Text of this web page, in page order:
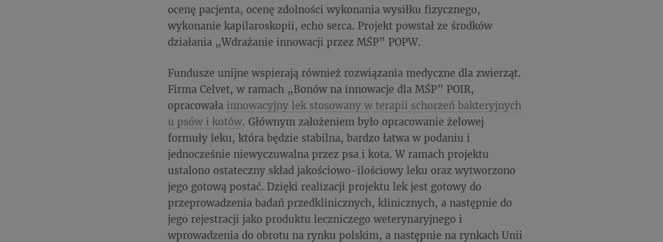
ocenę pacjenta, ocenę zdolności wykonania wysiłku fizycznego,
wykonanie kapilaroskopii, echo serca. Projekt powstał ze środków
działania „Wdrażanie innowacji przez MŚP” POPW.
Fundusze unijne wspierają również rozwiązania medyczne dla zwierząt.
Firma Celvet, w ramach „Bonów na innowacje dla MŚP” POIR,
opracowała innowacyjny lek stosowany w terapii schorzeń bakteryjnych
u psów i kotów. Głównym założeniem było opracowanie żelowej
formuły leku, która będzie stabilna, bardzo łatwa w podaniu i
jednocześnie niewyczuwalna przez psa i kota. W ramach projektu
ustalono ostateczny skład jakościowo-ilościowy leku oraz wytworzono
jego gotową postać. Dzięki realizacji projektu lek jest gotowy do
przeprowadzenia badań przedklinicznych, klinicznych, a następnie do
jego rejestracji jako produktu leczniczego weterynaryjnego i
wprowadzenia do obrotu na rynku polskim, a następnie na rynkach Unii